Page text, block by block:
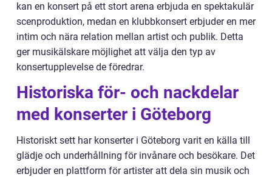
kan en konsert på ett stort arena erbjuda en spektakulär
scenproduktion, medan en klubbkonsert erbjuder en mer
intim och nära relation mellan artist och publik. Detta
ger musikälskare möjlighet att välja den typ av
konsertupplevelse de föredrar.
Historiska för- och nackdelar
med konserter i Göteborg
Historiskt sett har konserter i Göteborg varit en källa till
glädje och underhållning för invånare och besökare. Det
erbjuder en plattform för artister att dela sin musik och